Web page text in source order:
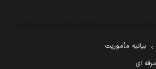
بیانیه مأموریت
ای